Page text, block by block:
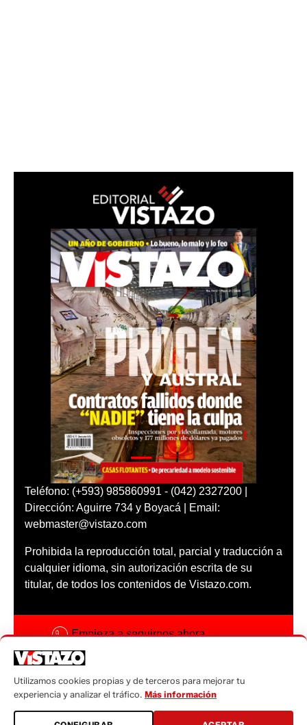
Teléfono: (+593) 985860991 - (042) 2327200 |
Dirección: Aguirre 734 y Boyacá | Email:
webmaster@vistazo.com
Prohibida la reproducción total, parcial y traducción a
cualquier idioma, sin autorización escrita de su
titular, de todos los contenidos de Vistazo.com.
Empieza a seguirnos ahora
Código ética
Sugerencias a:
Utilizamos cookies propias y de terceros para mejorar tu
experiencia y analizar el tráfico. Más información